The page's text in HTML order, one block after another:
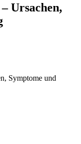
Ursachen,
Symptome und